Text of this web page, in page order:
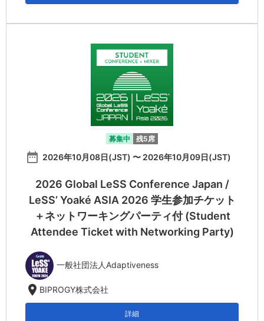
募集中 残5席
date_range 2026年10月08日(JST) 〜 2026年10月09日(JST)
2026 Global LeSS Conference Japan /
LeSS’ Yoaké ASIA 2026 学生参加チケット
＋ネットワーキングパーティ付 (Student
Attendee Ticket with Networking Party)
一般社団法人Adaptiveness
location_on BIPROGY株式会社
詳細